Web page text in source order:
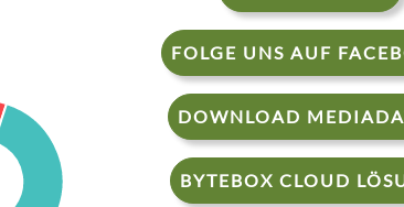
FOLGE UNS AUF
DOWNLOAD
BYTEBOX CLOUD